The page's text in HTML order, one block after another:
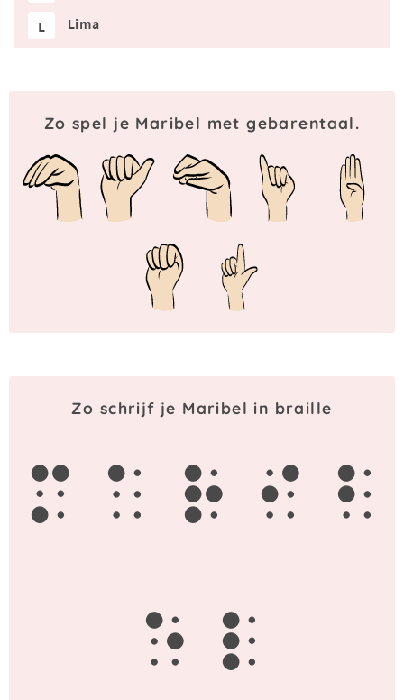
L Lima
Zo spel je Maribel met gebarentaal.
Zo schrijf je Maribel in braille
m a r i b
e l